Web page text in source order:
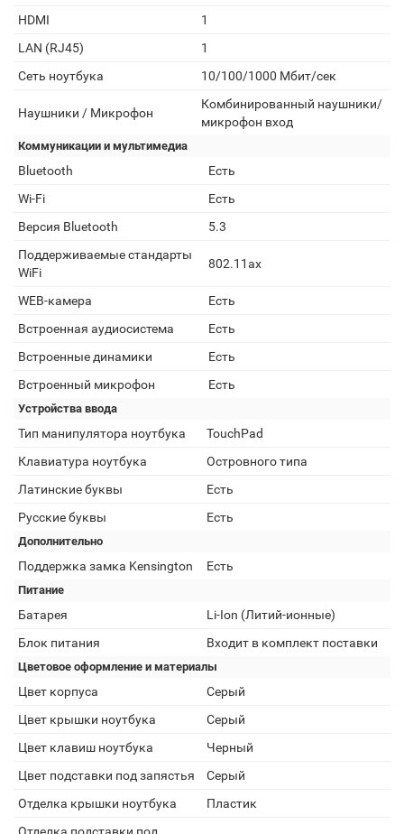
HDMI
1
LAN (RJ45)
1
Сеть ноутбука
10/100/1000 Мбит/сек
Наушники / Микрофон
Комбинированный наушники/
микрофон вход
Коммуникации и мультимедиа
Bluetooth
Есть
Wi-Fi
Есть
Версия Bluetooth
5.3
Поддерживаемые стандарты
WiFi
802.11ax
WEB-камера
Есть
Встроенная аудиосистема
Есть
Встроенные динамики
Есть
Встроенный микрофон
Есть
Устройства ввода
Тип манипулятора ноутбука
TouchPad
Клавиатура ноутбука
Островного типа
Латинские буквы
Есть
Русские буквы
Есть
Дополнительно
Поддержка замка Kensington Есть
Питание
Батарея
Li-Ion (Литий-ионные)
Блок питания
Входит в комплект поставки
Цветовое оформление и материалы
Цвет корпуса
Серый
Цвет крышки ноутбука
Серый
Цвет клавиш ноутбука
Черный
Цвет подставки под запястья
Серый
Отделка крышки ноутбука
Пластик